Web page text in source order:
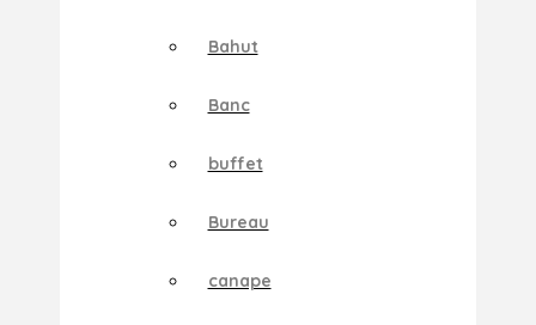
Bahut
Banc
buffet
Bureau
canape